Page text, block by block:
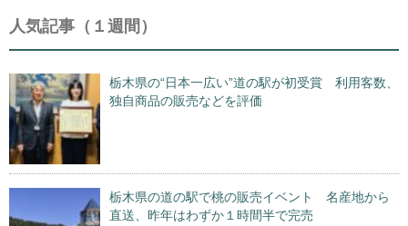
人気記事（１週間）
栃木県の“日本一広い”道の駅が初受賞 利用客数、
独自商品の販売などを評価
栃木県の道の駅で桃の販売イベント 名産地から
直送、昨年はわずか１時間半で完売